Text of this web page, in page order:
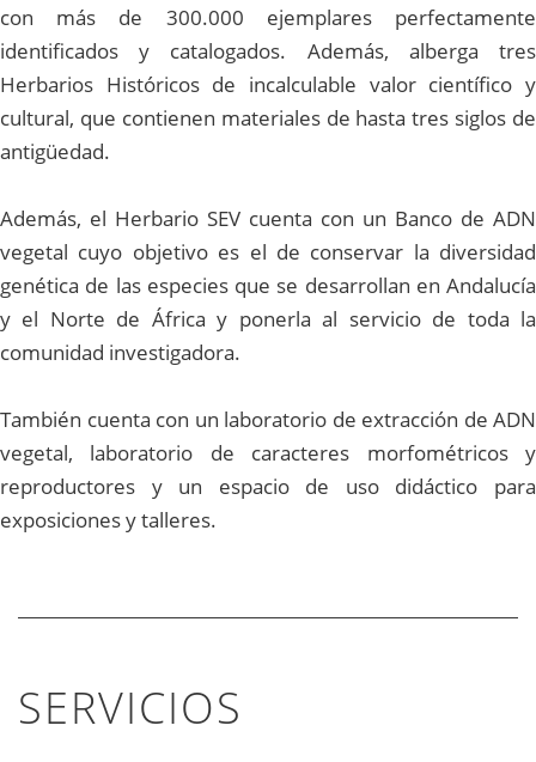
con más de 300.000 ejemplares perfectamente
identificados y catalogados. Además, alberga tres
Herbarios Históricos de incalculable valor científico y
cultural, que contienen materiales de hasta tres siglos de
antigüedad.
Además, el Herbario SEV cuenta con un Banco de ADN
vegetal cuyo objetivo es el de conservar la diversidad
genética de las especies que se desarrollan en Andalucía
y el Norte de África y ponerla al servicio de toda la
comunidad investigadora.
También cuenta con un laboratorio de extracción de ADN
vegetal, laboratorio de caracteres morfométricos y
reproductores y un espacio de uso didáctico para
exposiciones y talleres.
SERVICIOS